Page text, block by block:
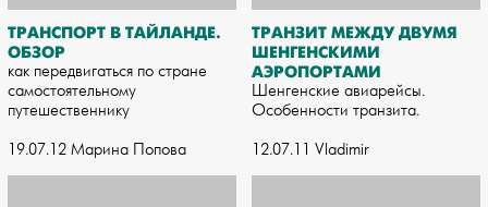
ТРАНСПОРТ В ТАЙЛАНДЕ.
ОБЗОР
как передвигаться по стране
самостоятельному
путешественнику
19.07.12 Марина Попова
ТРАНЗИТ МЕЖДУ ДВУМЯ
ШЕНГЕНСКИМИ
АЭРОПОРТАМИ
Шенгенские авиарейсы.
Особенности транзита.
12.07.11 Vladimir